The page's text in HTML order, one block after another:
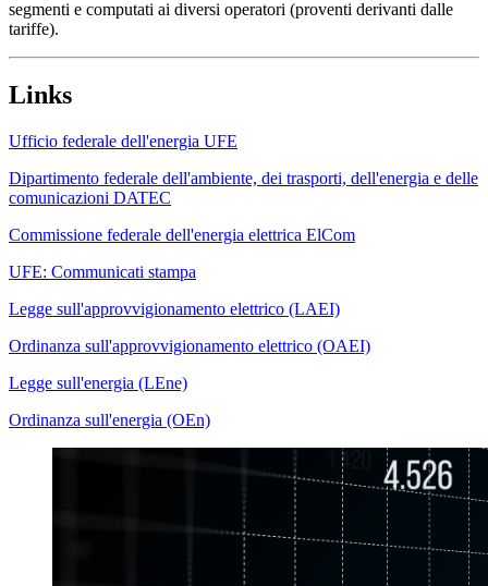
segmenti e computati ai diversi operatori (proventi derivanti dalle
tariffe).
Links
Ufficio federale dell'energia UFE
Dipartimento federale dell'ambiente, dei trasporti, dell'energia e delle
comunicazioni DATEC
Commissione federale dell'energia elettrica ElCom
UFE: Communicati stampa
Legge sull'approvvigionamento elettrico (LAEI)
Ordinanza sull'approvvigionamento elettrico (OAEI)
Legge sull'energia (LEne)
Ordinanza sull'energia (OEn)